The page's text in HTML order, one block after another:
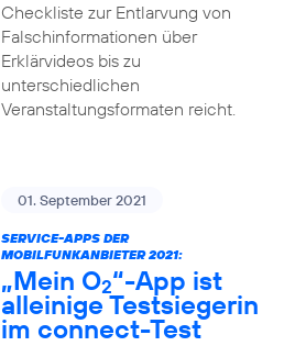
Checkliste zur Entlarvung von
Falschinformationen über
Erklärvideos bis zu
unterschiedlichen
Veranstaltungsformaten reicht.
01. September 2021
SERVICE-APPS DER
MOBILFUNKANBIETER 2021:
„Mein O2“-App ist
alleinige Testsiegerin
im connect-Test